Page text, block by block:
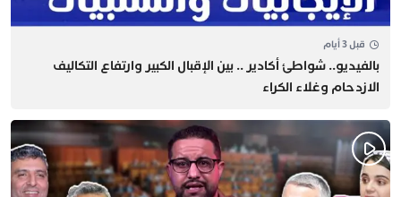
قبل 3 أيام
بالفيديو.. شواطئ أكادير .. بين الإقبال الكبير وارتفاع التكاليف
الازدحام وغلاء الكراء